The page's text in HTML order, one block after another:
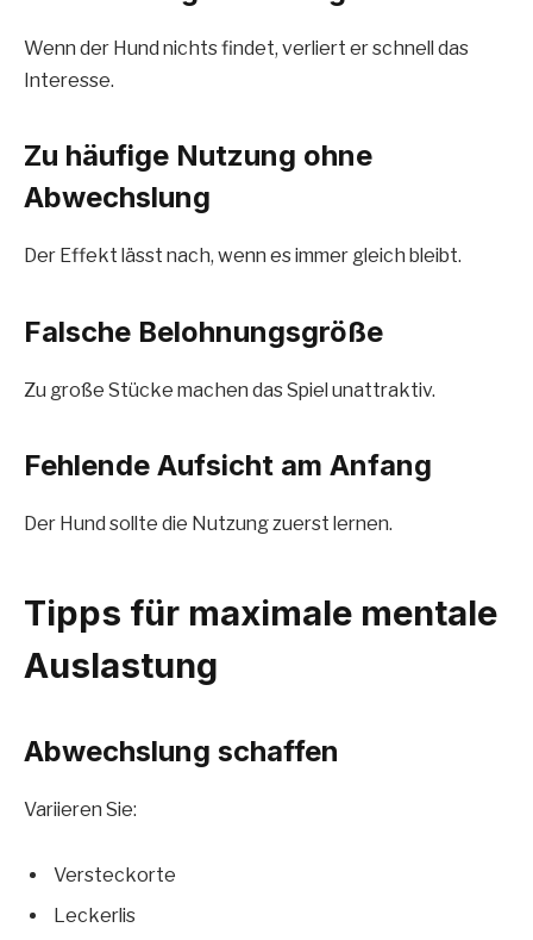
Wenn der Hund nichts findet, verliert er schnell das
Interesse.
Zu häufige Nutzung ohne
Abwechslung
Der Effekt lässt nach, wenn es immer gleich bleibt.
Falsche Belohnungsgröße
Zu große Stücke machen das Spiel unattraktiv.
Fehlende Aufsicht am Anfang
Der Hund sollte die Nutzung zuerst lernen.
Tipps für maximale mentale
Auslastung
Abwechslung schaffen
Variieren Sie:
Versteckorte
Leckerlis